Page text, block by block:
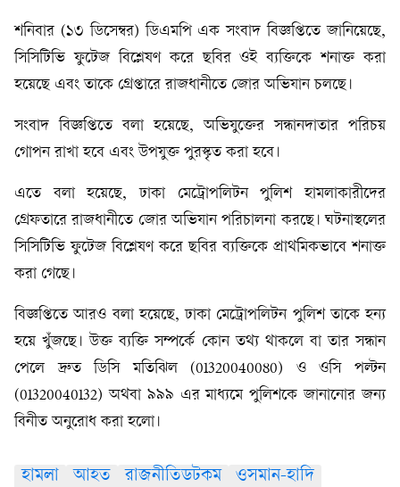
শনিবার (১৩ ডিসেম্বর) ডিএমপি এক সংবাদ বিজ্ঞপ্তিতে জানিয়েছে,
সিসিটিভি ফুটেজ বিশ্লেষণ করে ছবির ওই ব্যক্তিকে শনাক্ত করা
হয়েছে এবং তাকে গ্রেপ্তারে রাজধানীতে জোর অভিযান চলছে।
সংবাদ বিজ্ঞপ্তিতে বলা হয়েছে, অভিযুক্তের সন্ধানদাতার পরিচয়
গোপন রাখা হবে এবং উপযুক্ত পুরস্কৃত করা হবে।
এতে বলা হয়েছে, ঢাকা মেট্রোপলিটন পুলিশ হামলাকারীদের
গ্রেফতারে রাজধানীতে জোর অভিযান পরিচালনা করছে। ঘটনাস্থলের
সিসিটিভি ফুটেজ বিশ্লেষণ করে ছবির ব্যক্তিকে প্রাথমিকভাবে শনাক্ত
করা গেছে।
বিজ্ঞপ্তিতে আরও বলা হয়েছে, ঢাকা মেট্রোপলিটন পুলিশ তাকে হন্য
হয়ে খুঁজছে। উক্ত ব্যক্তি সম্পর্কে কোন তথ্য থাকলে বা তার সন্ধান
পেলে দ্রুত ডিসি মতিঝিল (01320040080) ও ওসি পল্টন
(01320040132) অথবা ৯৯৯ এর মাধ্যমে পুলিশকে জানানোর জন্য
বিনীত অনুরোধ করা হলো।
হামলা আহত রাজনীতিডটকম ওসমান-হাদি